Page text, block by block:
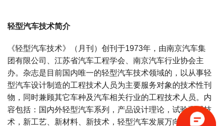
轻型汽车技术简介
《轻型汽车技术》（月刊）创刊于1973年，由南京汽车集
团有限公司、江苏省汽车工程学会、南京汽车行业协会主
办。杂志是目前国内唯一的轻型汽车技术领域的，以从事轻
型汽车设计制造的工程技术人员为主要服务对象的技术性刊
物，同时兼顾其它车种及汽车相关行业的工程技术人员。内
容包括：国内外轻型汽车系列，产品设计理论，试验测试技
术，新工艺、新材料、新技术，轻型汽车发展万向的战略宏